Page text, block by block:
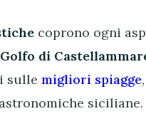
coprono ogni
Golfo di
sulle migliori spiagge
siciliane.